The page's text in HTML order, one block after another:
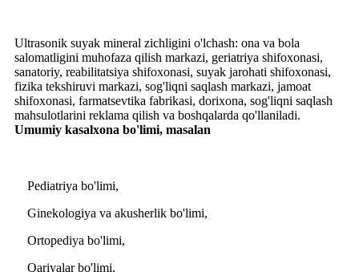
Ultrasonik suyak mineral zichligini o'lchash: ona va bola
salomatligini muhofaza qilish markazi, geriatriya shifoxonasi,
sanatoriy, reabilitatsiya shifoxonasi, suyak jarohati shifoxonasi,
fizika tekshiruvi markazi, sog'liqni saqlash markazi, jamoat
shifoxonasi, farmatsevtika fabrikasi, dorixona, sog'liqni saqlash
mahsulotlarini reklama qilish va boshqalarda qo'llaniladi.
Umumiy kasalxona bo'limi, masalan
Pediatriya bo'limi,
Ginekologiya va akusherlik bo'limi,
Ortopediya bo'limi,
Qariyalar bo'limi,